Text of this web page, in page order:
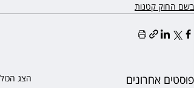
בשם החוק קטנות
פוסטים אחרונים הצג הכול